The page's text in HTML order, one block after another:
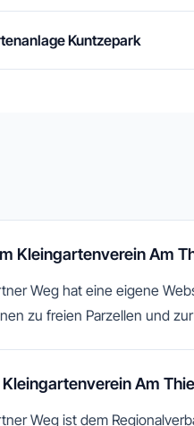
Kuntzepark
Kleingartenverein Am
Weg hat eine eigene
zu freien Parzellen und
Am
Weg ist dem